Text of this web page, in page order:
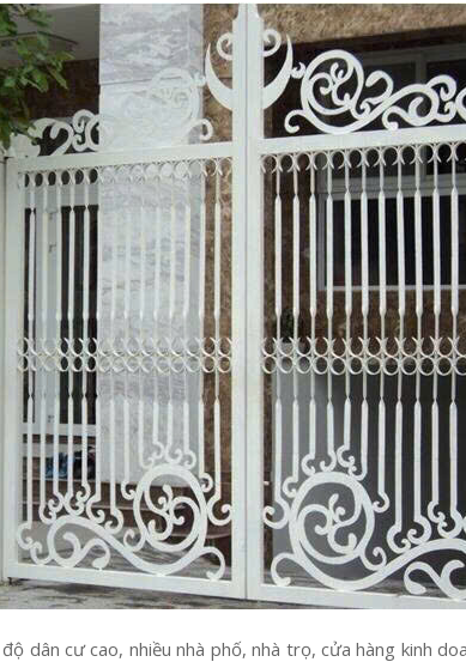
dân cư cao, nhiều nhà phố, nhà trọ, cửa hàng kinh